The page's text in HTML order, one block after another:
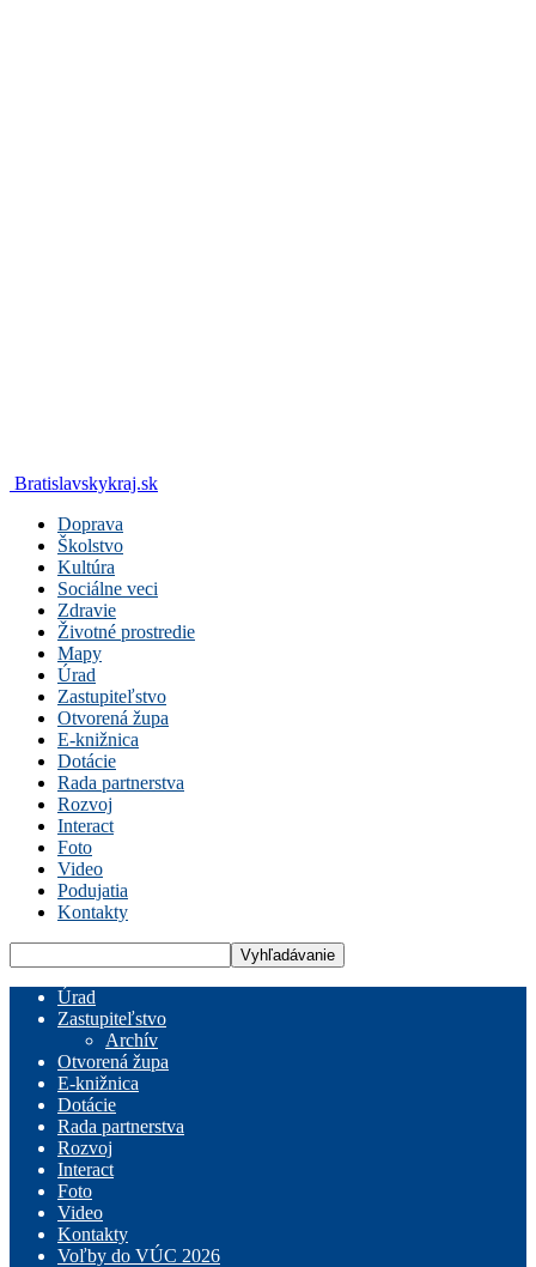
Bratislavskykraj.sk
Doprava
Školstvo
Kultúra
Sociálne veci
Zdravie
Životné prostredie
Mapy
Úrad
Zastupiteľstvo
Otvorená župa
E-knižnica
Dotácie
Rada partnerstva
Rozvoj
Interact
Foto
Video
Podujatia
Kontakty
Úrad
Zastupiteľstvo
Archív
Otvorená župa
E-knižnica
Dotácie
Rada partnerstva
Rozvoj
Interact
Foto
Video
Kontakty
Voľby do VÚC 2026